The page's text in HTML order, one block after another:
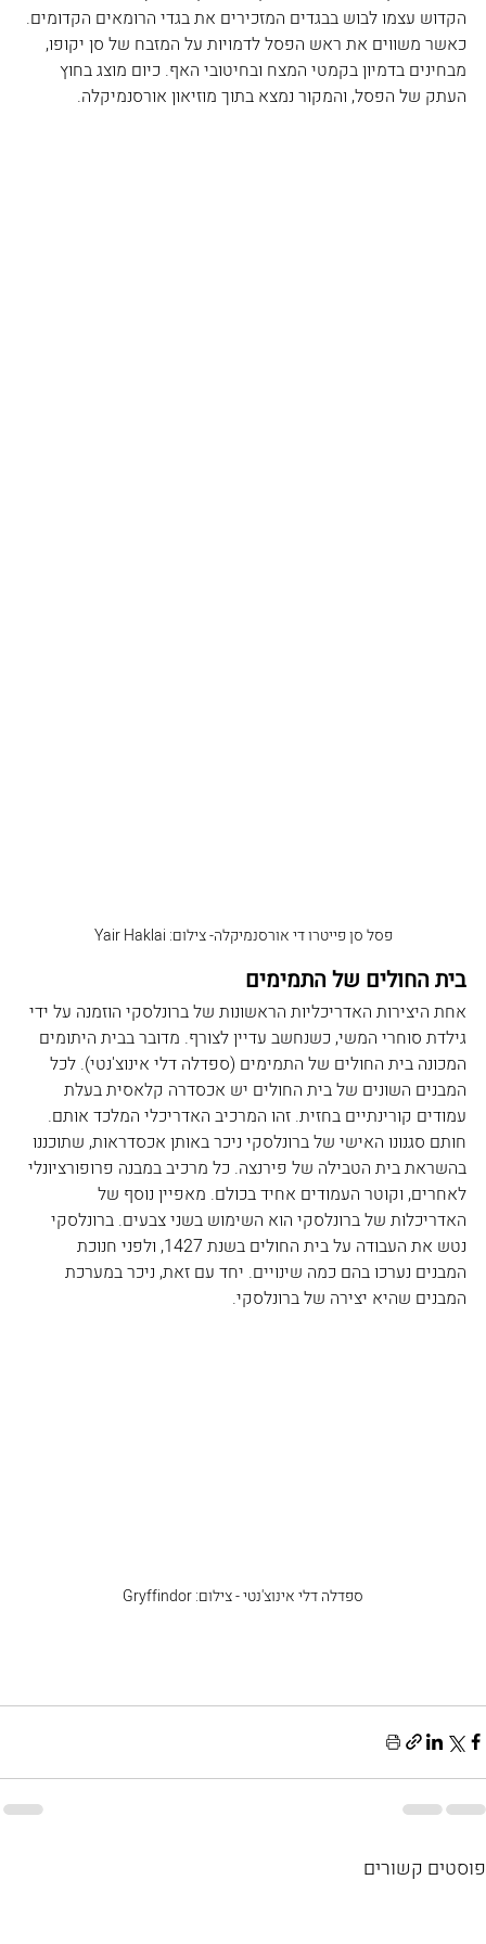
הקדוש עצמו לבוש בבגדים המזכירים את בגדי הרומאים הקדומים.
כאשר משווים את ראש הפסל לדמויות על המזבח של סן יקופו,
מבחינים בדמיון בקמטי המצח ובחיטובי האף. כיום מוצג בחוץ
העתק של הפסל, והמקור נמצא בתוך מוזיאון אורסנמיקלה.
פסל סן פייטרו די אורסנמיקלה- צילום: Yair Haklai
בית החולים של התמימים
אחת היצירות האדריכליות הראשונות של ברונלסקי הוזמנה על ידי
גילדת סוחרי המשי, כשנחשב עדיין לצורף. מדובר בבית היתומים
המכונה בית החולים של התמימים (ספדלה דלי אינוצ'נטי). לכל
המבנים השונים של בית החולים יש אכסדרה קלאסית בעלת
עמודים קורינתיים בחזית. זהו המרכיב האדריכלי המלכד אותם.
חותם סגנונו האישי של ברונלסקי ניכר באותן אכסדראות, שתוכננו
בהשראת בית הטבילה של פירנצה. כל מרכיב במבנה פרופורציונלי
לאחרים, וקוטר העמודים אחיד בכולם. מאפיין נוסף של
האדריכלות של ברונלסקי הוא השימוש בשני צבעים. ברונלסקי
נטש את העבודה על בית החולים בשנת 1427, ולפני חנוכת
המבנים נערכו בהם כמה שינויים. יחד עם זאת, ניכר במערכת
המבנים שהיא יצירה של ברונלסקי.
ספדלה דלי אינוצ'נטי - צילום: Gryffindor
פוסטים קשורים